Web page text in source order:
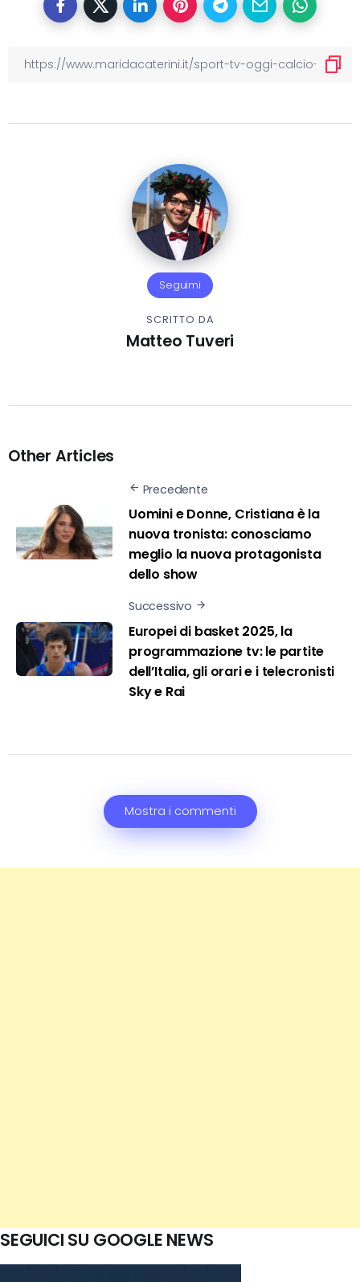
Seguimi
SCRITTO DA
Matteo Tuveri
Other Articles
Precedente
Uomini e Donne, Cristiana è la
nuova tronista: conosciamo
meglio la nuova protagonista
dello show
Successivo
Europei di basket 2025, la
programmazione tv: le partite
dell’Italia, gli orari e i telecronisti
Sky e Rai
Mostra i commenti
SEGUICI SU GOOGLE NEWS